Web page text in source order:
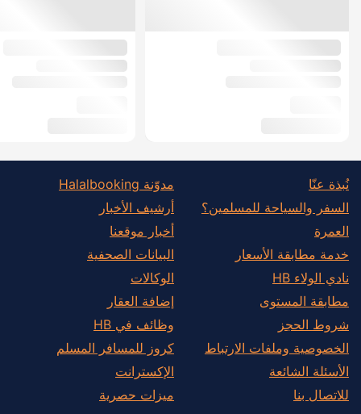
نُبذة عنّا
السفر والسياحة للمسلمين؟
العمرة
خدمة مطابقة الأسعار
نادي الولاء HB
مطابقة المستوى
شروط الحجز
الخصوصية وملفات الارتباط
الأسئلة الشائعة
للاتصال بنا
مدوّنة Halalbooking
أرشيف الأخبار
أخبار موقعنا
البيانات الصحفية
الوكالات
إضافة العقار
وظائف في HB
كروز للمسافر المسلم
الإكسترانت
ميزات حصرية